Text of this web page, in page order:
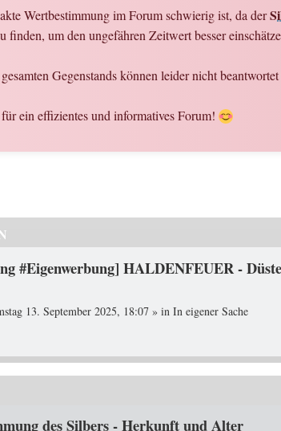
Wertbestimmung im Forum schwierig ist, da der
um den ungefähren Zeitwert besser
Gegenstands können leider nicht
ein effizientes und informatives Forum!
#Eigenwerbung] HALDENFEUER -
13. September 2025, 18:07 » in In eigener Sache
des Silbers - Herkunft und Alter